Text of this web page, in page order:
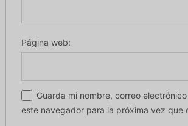
Página web:
Guarda mi nombre, correo
este navegador para la próxima vez que